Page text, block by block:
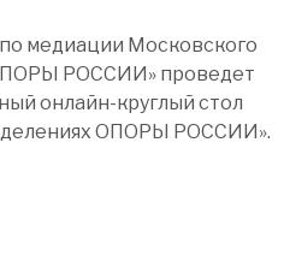
медиации Московского
РОССИИ» проведет
онлайн-круглый стол
ОПОРЫ РОССИИ».